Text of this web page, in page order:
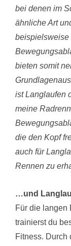
bei denen im
ähnliche Art
beispielsweise
bieten somit
ist Langlaufen
meine
die den Kopf
auch für
Rennen zu
…und
Für die langen
trainierst du
Fitness. Durch